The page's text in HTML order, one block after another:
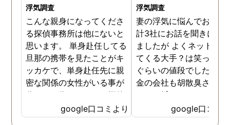
かったと思いました。 今度
お会いできる時は、いい報
告ができるようにしたいで
す。
浮気調査
こんな親身になってくださ
る探偵事務所は他にないと
思います。 単身赴任してる
旦那の携帯を見たことがキ
ッカケで、単身赴任先に親
密な関係の女性がいる事が
分かった為、なのはな探偵
事務所さんにお願いする事
になりました。 こちらの探
google口コミより
浮気調査
妻の浮気に悩んでおり、
計3社にお話を聞きに行
ましたが よくネット等
てくる大手？は笑っちゃ
ぐらいの値段でした。
金の会社も胡散臭さがど
しても拭えなくて、、、
ちらの相談員？さんは人
経験が豊富な様で自分の
google口コミ